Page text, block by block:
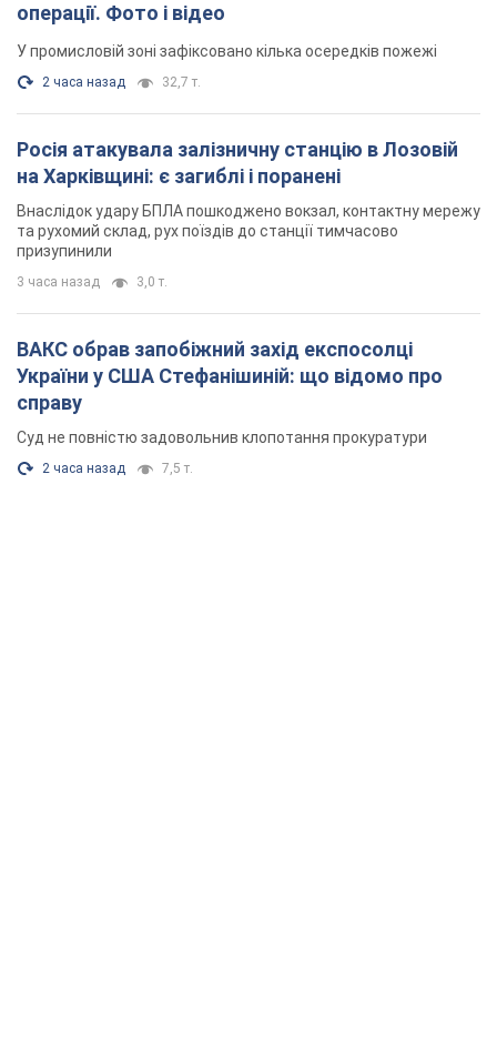
операції. Фото і відео
У промисловій зоні зафіксовано кілька осередків пожежі
2 часа назад 32,7 т.
Росія атакувала залізничну станцію в Лозовій
на Харківщині: є загиблі і поранені
Внаслідок удару БПЛА пошкоджено вокзал, контактну мережу
та рухомий склад, рух поїздів до станції тимчасово
призупинили
3 часа назад 3,0 т.
ВАКС обрав запобіжний захід експосолці
України у США Стефанішиній: що відомо про
справу
Суд не повністю задовольнив клопотання прокуратури
2 часа назад 7,5 т.